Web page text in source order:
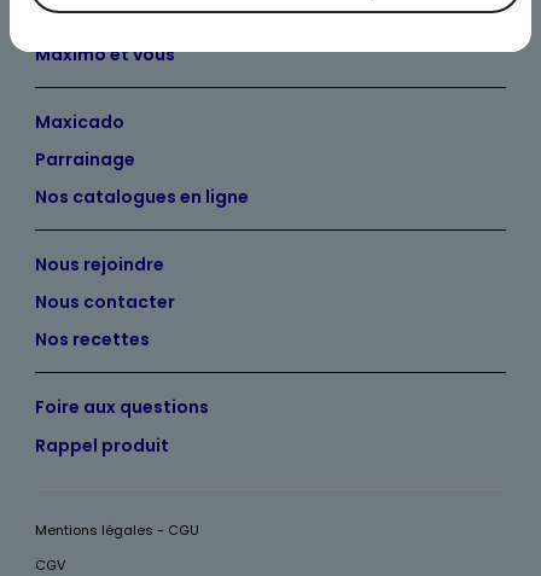
Nos engagements
Maximo et vous
Maxicado
Parrainage
Nos catalogues en ligne
Nous rejoindre
Nous contacter
Nos recettes
Foire aux questions
Rappel produit
Mentions légales - CGU
CGV